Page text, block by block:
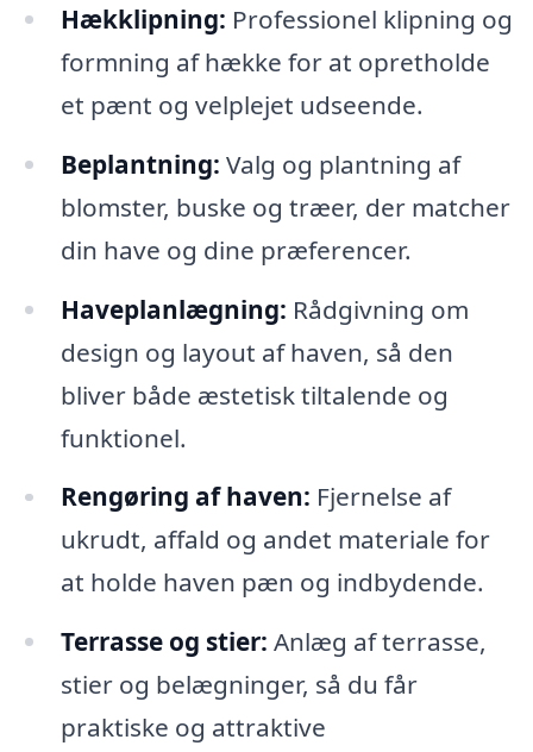
Hækklipning: Professionel klipning og
formning af hække for at opretholde
et pænt og velplejet udseende.
Beplantning: Valg og plantning af
blomster, buske og træer, der matcher
din have og dine præferencer.
Haveplanlægning: Rådgivning om
design og layout af haven, så den
bliver både æstetisk tiltalende og
funktionel.
Rengøring af haven: Fjernelse af
ukrudt, affald og andet materiale for
at holde haven pæn og indbydende.
Terrasse og stier: Anlæg af terrasse,
stier og belægninger, så du får
praktiske og attraktive